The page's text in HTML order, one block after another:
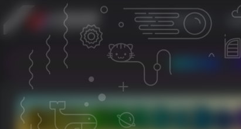
首页 教程分享 电
欢迎光临 - 小哥互联，本